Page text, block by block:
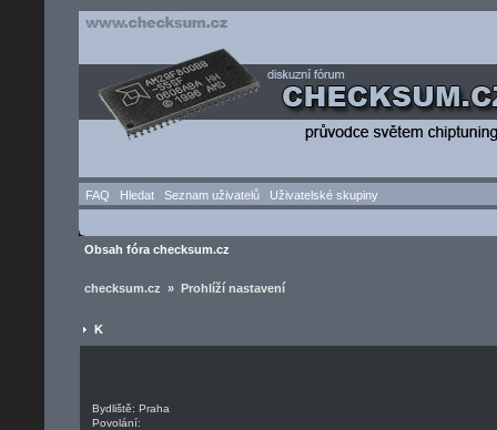
FAQ Hledat Seznam uživatelů Uživatelské skupiny
Obsah fóra checksum.cz
checksum.cz » Prohlíží nastavení
K
Bydliště: Praha
Povolání: